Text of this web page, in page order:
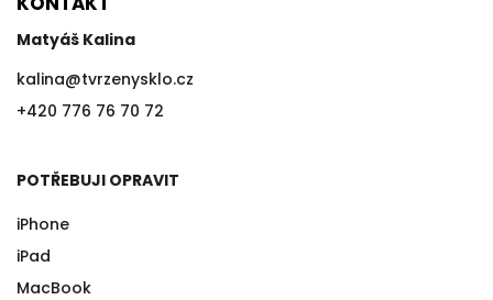
Matyáš Kalina
kalina@tvrzenysklo.cz
+420 776 76 70 72
POTŘEBUJI OPRAVIT
iPhone
iPad
MacBook